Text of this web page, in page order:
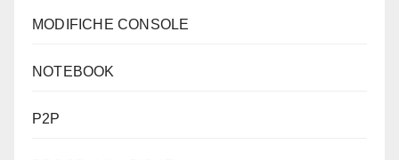
MODIFICHE CONSOLE
NOTEBOOK
P2P